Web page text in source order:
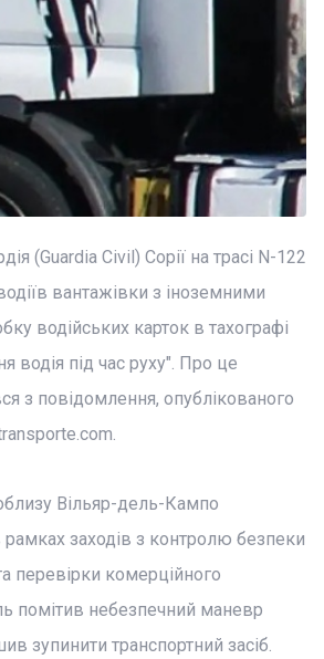
(Guardia Civil) Сорії на трасі N-122
вантажівки з іноземними
водійських карток в тахографі
водія під час руху". Про це
з повідомлення, опублікованого
Вільяр-дель-Кампо
рамках заходів з контролю безпеки
перевірки комерційного
помітив небезпечний маневр
зупинити транспортний засіб.